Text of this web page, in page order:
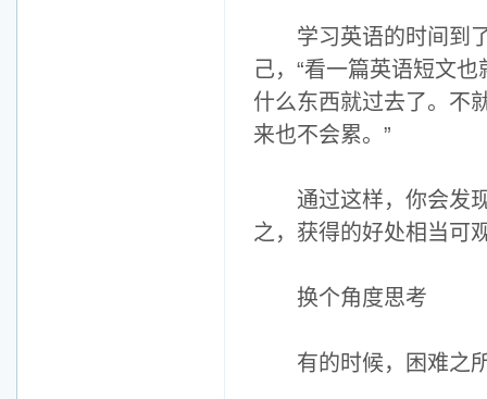
学习英语的时间到了
己，“看一篇英语短文
什么东西就过去了。不
来也不会累。”
通过这样，你会发现
之，获得的好处相当可
换个角度思考
有的时候，困难之所